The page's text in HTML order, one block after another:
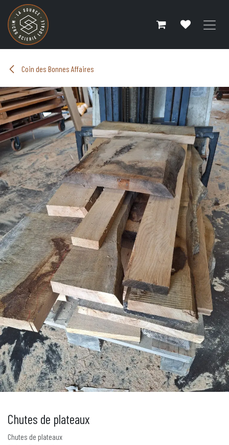
Se rendre au contenu
Coin des Bonnes Affaires
Chutes de plateaux
Chutes de plateaux